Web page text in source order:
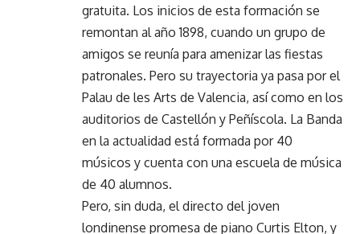
gratuita. Los inicios de esta formación se
remontan al año 1898, cuando un grupo de
amigos se reunía para amenizar las fiestas
patronales. Pero su trayectoria ya pasa por el
Palau de les Arts de Valencia, así como en los
auditorios de Castellón y Peñíscola. La Banda
en la actualidad está formada por 40
músicos y cuenta con una escuela de música
de 40 alumnos.
Pero, sin duda, el directo del joven
londinense promesa de piano Curtis Elton, y